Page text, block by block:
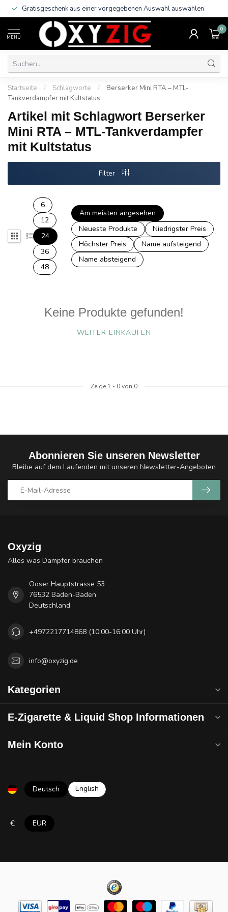
Gratisgeschenk aus einer vorgegebenen Auswahl auswählen
MENU
0
Startseite / Schlagworte /
Berserker Mini RTA – MTL-
Tankverdampfer mit Kultstatus
Artikel mit Schlagwort Berserker
Mini RTA – MTL-Tankverdampfer
mit Kultstatus
Filter
6
12
24
36
48
Am meisten angesehen
Neueste Produkte
Niedrigster Preis
Höchster Preis
Name aufsteigend
Name absteigend
Keine Produkte gefunden!
WEITER EINKAUFEN
Zeige 1 - 0von 0
Abonnieren Sie unseren Newsletter
Bleibe auf dem Laufenden mit unseren Newsletter-Angeboten
Oxyzig
Alles was Dampfer brauchen
Ooser Hauptstrasse 53
76532 Baden-Baden
Deutschland
+4972217714868 (10:00-16:00 Uhr)
info@oxyzig.de
Kategorien
E-Zigarette & Liquid Shop Informationen
Mein Konto
Deutsch English
€ EUR